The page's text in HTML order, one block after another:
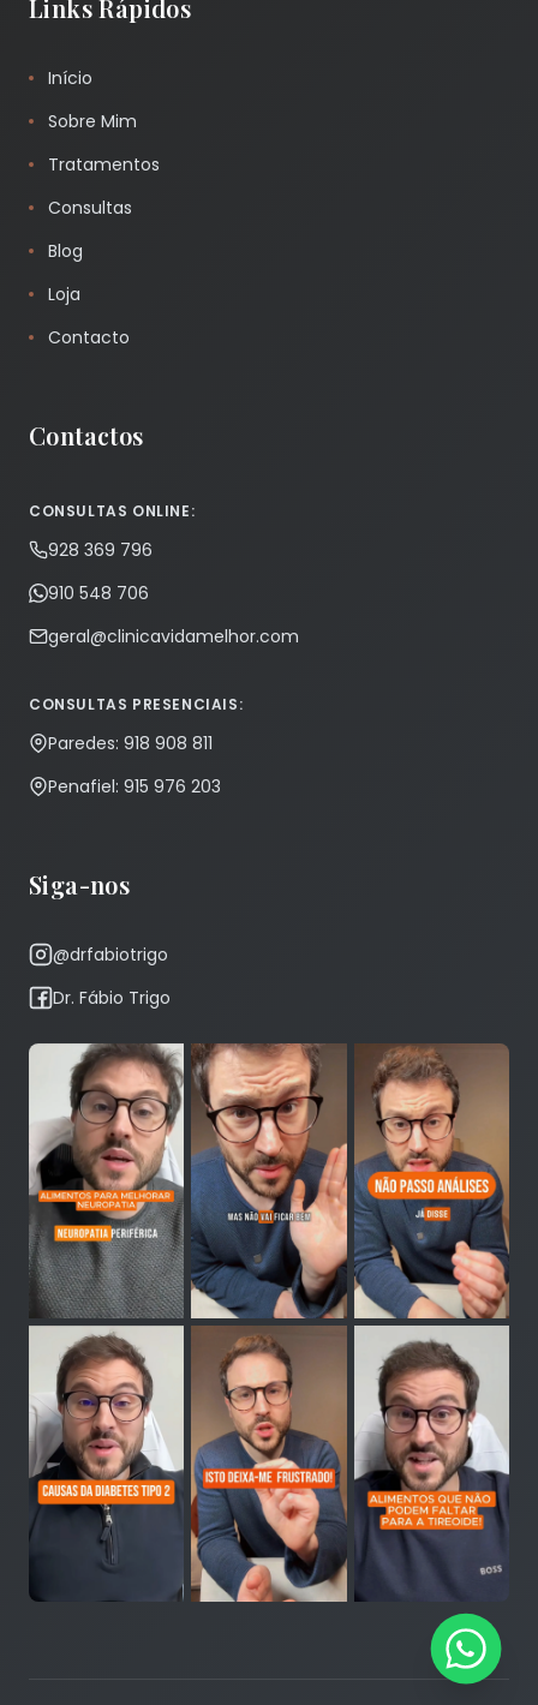
Links Rápidos
Início
Sobre Mim
Tratamentos
Consultas
Blog
Loja
Contacto
Contactos
CONSULTAS ONLINE:
928 369 796
910 548 706
geral@clinicavidamelhor.com
CONSULTAS PRESENCIAIS:
Paredes: 918 908 811
Penafiel: 915 976 203
Siga-nos
@drfabiotrigo
Dr. Fábio Trigo